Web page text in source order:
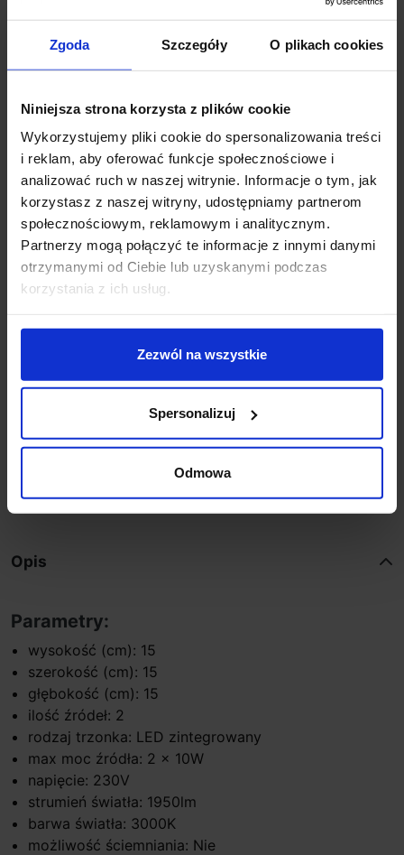
Zgoda Szczegóły O plikach cookies
Niniejsza strona korzysta z plików cookie
Wykorzystujemy pliki cookie do spersonalizowania treści
i reklam, aby oferować funkcje społecznościowe i
analizować ruch w naszej witrynie. Informacje o tym, jak
korzystasz z naszej witryny, udostępniamy partnerom
społecznościowym, reklamowym i analitycznym.
Partnerzy mogą połączyć te informacje z innymi danymi
otrzymanymi od Ciebie lub uzyskanymi podczas
korzystania z ich usług.
Zezwól na wszystkie
Spersonalizuj
Odmowa
Wsparcie techniczne
Jeśli masz pytania lub potrzebujesz pomocy, zadzwoń
lub napisz do nas: pracujemy od 8:00 do 18:00,
odpowiedzi na e-maile od 8:00 do 22:00.
phone +48 694 000 777 , +48 799 220 777
sklep@salonled.pl
Metody płatności
Opis
Parametry:
wysokość (cm): 15
szerokość (cm): 15
głębokość (cm): 15
ilość źródeł: 2
rodzaj trzonka: LED zintegrowany
max moc źródła: 2 x 10W
napięcie: 230V
strumień światła: 1950lm
barwa światła: 3000K
możliwość ściemniania: Nie